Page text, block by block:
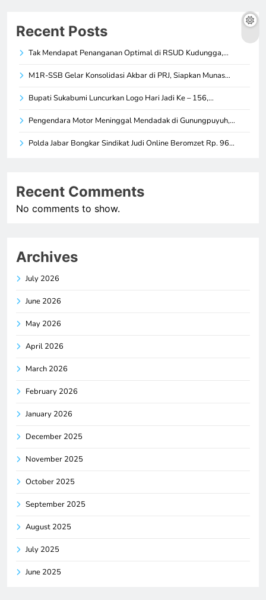
Recent Posts
Tak Mendapat Penanganan Optimal di RSUD Kudungga,…
M1R-SSB Gelar Konsolidasi Akbar di PRJ, Siapkan Munas…
Bupati Sukabumi Luncurkan Logo Hari Jadi Ke – 156,…
Pengendara Motor Meninggal Mendadak di Gunungpuyuh,…
Polda Jabar Bongkar Sindikat Judi Online Beromzet Rp. 96…
Recent Comments
No comments to show.
Archives
July 2026
June 2026
May 2026
April 2026
March 2026
February 2026
January 2026
December 2025
November 2025
October 2025
September 2025
August 2025
July 2025
June 2025